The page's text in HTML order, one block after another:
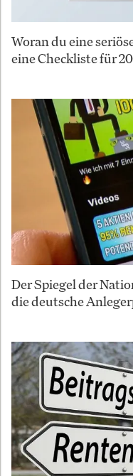
Woran du eine
eine Checkliste für
Der Spiegel der
die deutsche